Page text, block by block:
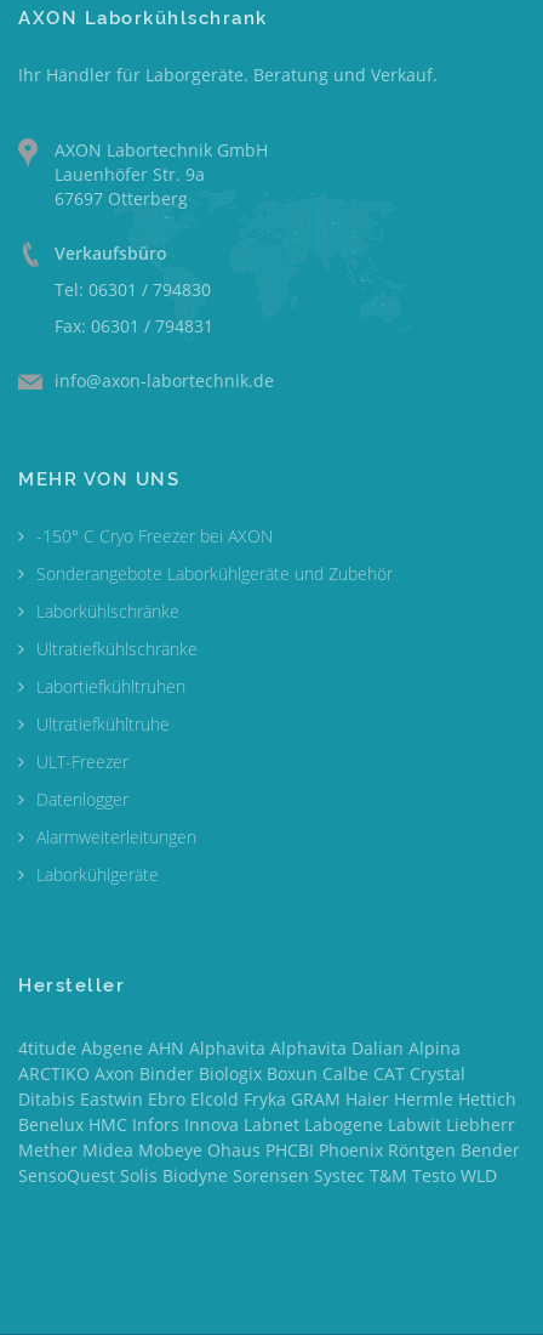
AXON Laborkühlschrank
Ihr Händler für Laborgeräte. Beratung und Verkauf.
AXON Labortechnik GmbH
Lauenhöfer Str. 9a
67697 Otterberg
Verkaufsbüro
Tel: 06301 / 794830
Fax: 06301 / 794831
info@axon-labortechnik.de
MEHR VON UNS
-150° C Cryo Freezer bei AXON
Sonderangebote Laborkühlgeräte und Zubehör
Laborkühlschränke
Ultratiefkühlschränke
Labortiefkühltruhen
Ultratiefkühltruhe
ULT-Freezer
Datenlogger
Alarmweiterleitungen
Laborkühlgeräte
Hersteller
4titude Abgene AHN Alphavita Alphavita Dalian Alpina
ARCTIKO Axon Binder Biologix Boxun Calbe CAT Crystal
Ditabis Eastwin Ebro Elcold Fryka GRAM Haier Hermle Hettich
Benelux HMC Infors Innova Labnet Labogene Labwit Liebherr
Mether Midea Mobeye Ohaus PHCBI Phoenix Röntgen Bender
SensoQuest Solis Biodyne Sorensen Systec T&M Testo WLD